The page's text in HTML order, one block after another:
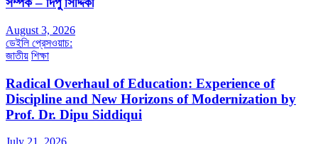
August 3, 2026
ডেইলি প্রেসওয়াচ:
জাতীয় শিক্ষা
Radical Overhaul of Education: Experience of
Discipline and New Horizons of Modernization by
Prof. Dr. Dipu Siddiqui